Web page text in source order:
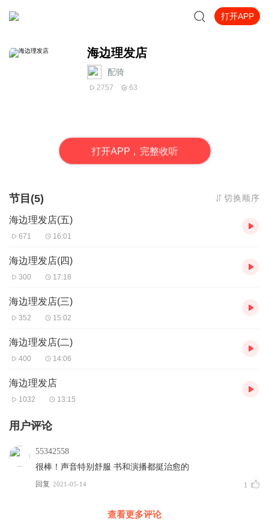
打开APP
海边理发店
配骑
2757 63
打开APP，完整收听
节目(5) 切换顺序
海边理发店(五)
671 16:01
海边理发店(四)
300 17:18
海边理发店(三)
352 15:02
海边理发店(二)
400 14:06
海边理发店
1032 13:15
用户评论
55342558
很棒！声音特别舒服 书和演播都挺治愈的
回复 2021-05-14 1
查看更多评论